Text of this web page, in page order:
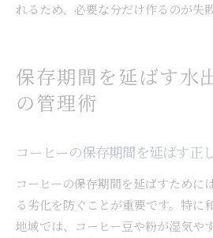
れるため、必要な分だけ作るのが失
保存期間を延ばす水
の管理術
コーヒーの保存期間を延ばす正
コーヒーの保存期間を延ばすために
る劣化を防ぐことが重要です。特に
地域では、コーヒー豆や粉が湿気や